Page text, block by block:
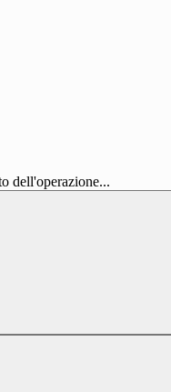
dell'operazione...